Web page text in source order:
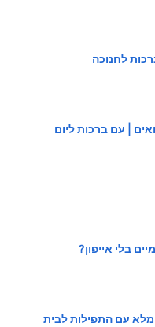
לחנוכה
| עם ברכות ליום
בלי אייפון?
עם התפילות לבית